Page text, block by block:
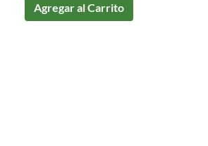
Agregar al Carrito